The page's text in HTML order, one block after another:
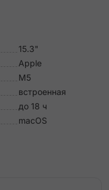
15.3"
Apple
M5
встроенная
до 18 ч
macOS